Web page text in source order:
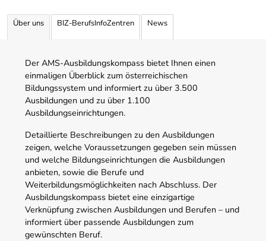
Über uns BIZ-BerufsInfoZentren News
Der AMS-Ausbildungskompass bietet Ihnen einen
einmaligen Überblick zum österreichischen
Bildungssystem und informiert zu über 3.500
Ausbildungen und zu über 1.100
Ausbildungseinrichtungen.
Detaillierte Beschreibungen zu den Ausbildungen
zeigen, welche Voraussetzungen gegeben sein müssen
und welche Bildungseinrichtungen die Ausbildungen
anbieten, sowie die Berufe und
Weiterbildungsmöglichkeiten nach Abschluss. Der
Ausbildungskompass bietet eine einzigartige
Verknüpfung zwischen Ausbildungen und Berufen – und
informiert über passende Ausbildungen zum
gewünschten Beruf.